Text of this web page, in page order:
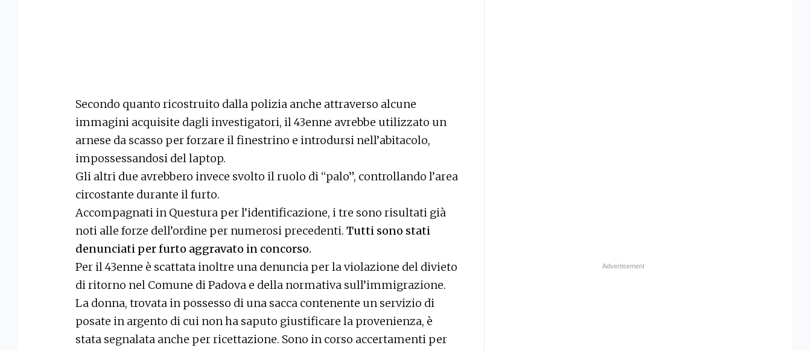
Secondo quanto ricostruito dalla polizia anche attraverso alcune
immagini acquisite dagli investigatori, il 43enne avrebbe utilizzato un
arnese da scasso per forzare il finestrino e introdursi nell’abitacolo,
impossessandosi del laptop.
Gli altri due avrebbero invece svolto il ruolo di “palo”, controllando l’area
circostante durante il furto.
Accompagnati in Questura per l’identificazione, i tre sono risultati già
noti alle forze dell’ordine per numerosi precedenti. Tutti sono stati
denunciati per furto aggravato in concorso.
Per il 43enne è scattata inoltre una denuncia per la violazione del divieto
di ritorno nel Comune di Padova e della normativa sull’immigrazione.
La donna, trovata in possesso di una sacca contenente un servizio di
posate in argento di cui non ha saputo giustificare la provenienza, è
stata segnalata anche per ricettazione. Sono in corso accertamenti per